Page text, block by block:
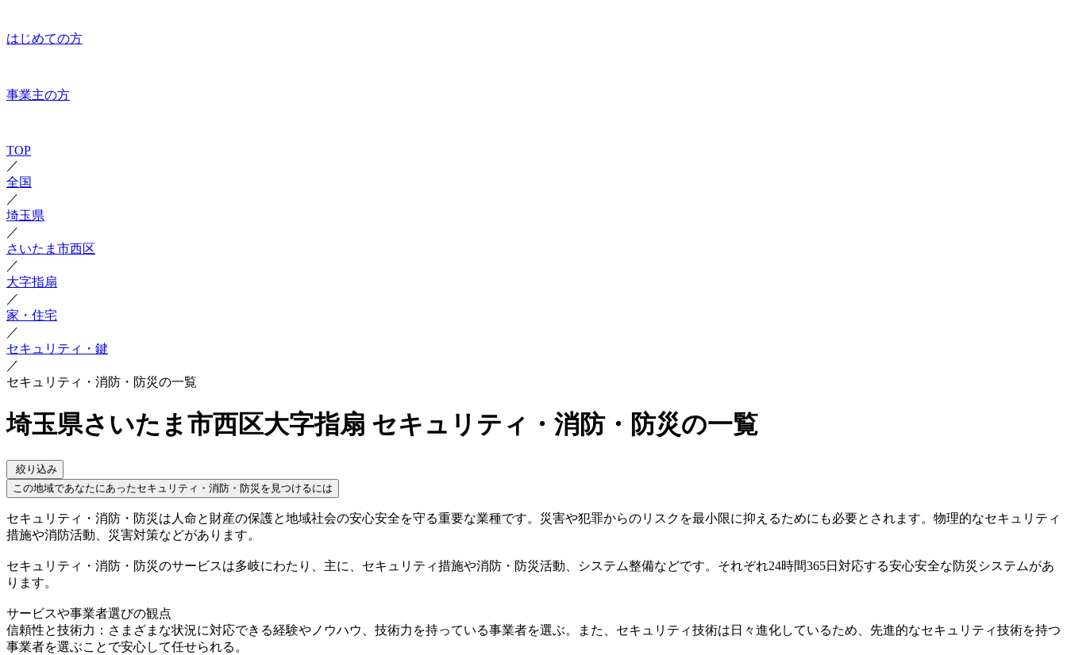
はじめての方
事業主の方
TOP
／
全国
／
埼玉県
／
さいたま市西区
／
大字指扇
／
家・住宅
／
セキュリティ・鍵
／
セキュリティ・消防・防災の一覧
埼玉県さいたま市西区大字指扇 セキュリティ・消防・防災の一覧
絞り込み
この地域であなたにあったセキュリティ・消防・防災を見つけるには
セキュリティ・消防・防災は人命と財産の保護と地域社会の安心安全を守る重要な業種です。災害や犯罪からのリスクを最小限に抑えるためにも必要とされます。物理的なセキュリティ
措施や消防活動、災害対策などがあります。
セキュリティ・消防・防災のサービスは多岐にわたり、主に、セキュリティ措施や消防・防災活動、システム整備などです。それぞれ24時間365日対応する安心安全な防災システムがあ
ります。
サービスや事業者選びの観点
信頼性と技術力：さまざまな状況に対応できる経験やノウハウ、技術力を持っている事業者を選ぶ。また、セキュリティ技術は日々進化しているため、先進的なセキュリティ技術を持つ
事業者を選ぶことで安心して任せられる。